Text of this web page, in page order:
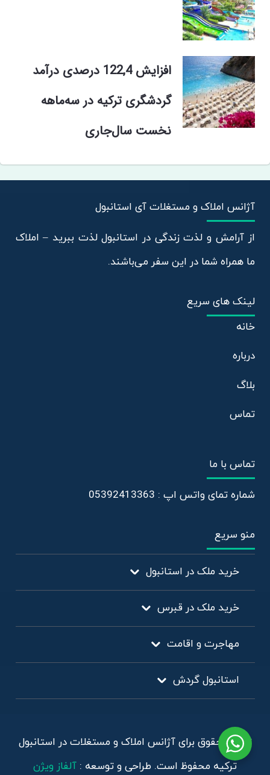
افزایش 122,4 درصدی درآمد
گردشگری ترکیه در سه‌ماهه
نخست سال‌جاری
آژانس املاک و مستغلات آی استانبول
از آرامش و لذت زندگی در استانبول لذت ببرید – املاک
ما همراه شما در این سفر می‌باشند.
لینک های سریع
خانه
درباره
بلاگ
تماس
تماس با ما
شماره تمای واتس اپ : 05392413363
منو سریع
خرید ملک در استانبول
خرید ملک در قبرس
مهاجرت و اقامت
استانبول گردش
تمامی حقوق برای آژانس املاک و مستغلات در استانبول
ترکیه محفوظ است. طراحی و توسعه : آلفاز ویژن